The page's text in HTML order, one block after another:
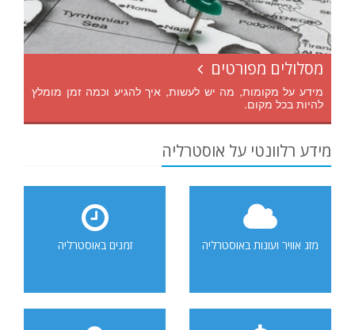
מסלולים מפורטים
מידע על מקומות, מה יש לעשות, איך להגיע וכמה זמן מומלץ
להיות בכל מקום.
מידע רלוונטי על אוסטרליה
מזג אוויר ועונות באוסטרליה זמנים באוסטרליה